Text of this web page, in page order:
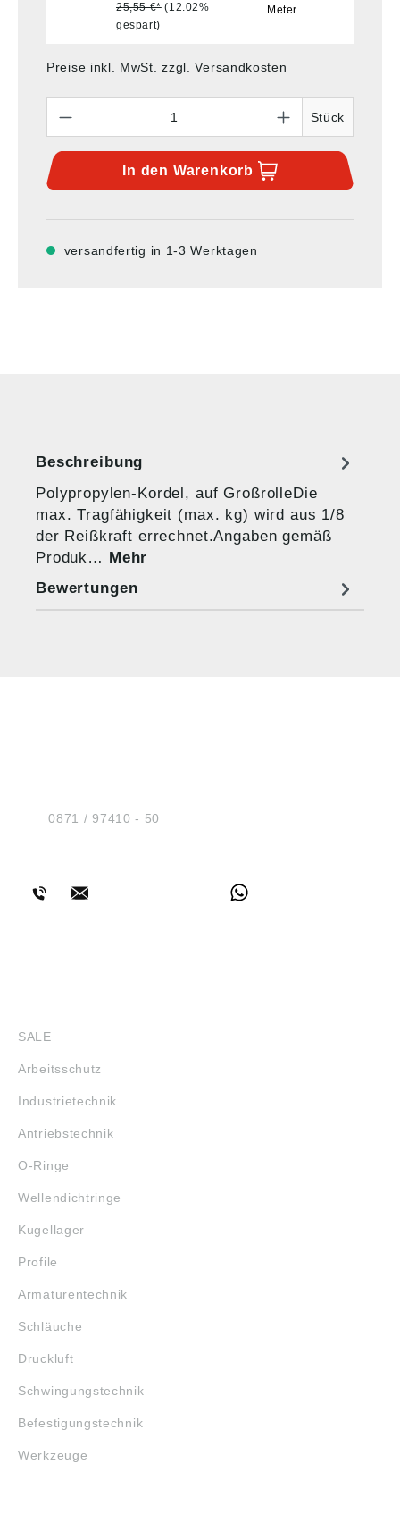
25,55 €* (12.02%
gespart)
Meter
Preise inkl. MwSt. zzgl. Versandkosten
Stück
In den Warenkorb
versandfertig in 1-3 Werktagen
Beschreibung
Polypropylen-Kordel, auf GroßrolleDie
max. Tragfähigkeit (max. kg) wird aus 1/8
der Reißkraft errechnet.Angaben gemäß
Produk… Mehr
Bewertungen
Tel.:0871 / 97410 - 50
SALE
Arbeitsschutz
Industrietechnik
Antriebstechnik
O-Ringe
Wellendichtringe
Kugellager
Profile
Armaturentechnik
Schläuche
Druckluft
Schwingungstechnik
Befestigungstechnik
Werkzeuge